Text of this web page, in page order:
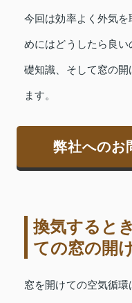
今回は効率よく外気
めにはどうしたら良
礎知識、そして窓の
ます。
弊社へのお
換気すると
ての窓の開
窓を開けての空気循環